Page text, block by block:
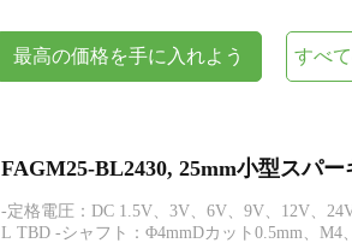
最高の価格を手に入れよう すべ
FAGM25-BL2430, 25mm小型スパ
-定格電圧：DC 1.5V、3V、6V、9V、12V、
L TBD -シャフト：Φ4mmDカット0.5mm、